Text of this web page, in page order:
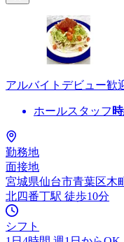
アルバイトデビュー歓
ホールスタッフ
勤務地
面接地
宮城県仙台市青葉区木
北四番丁駅 徒歩10分
シフト